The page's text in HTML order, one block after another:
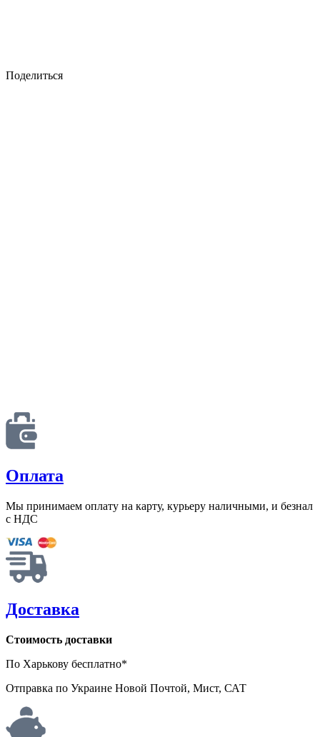
Поделиться
Оплата
Мы принимаем оплату на карту, курьеру наличными, и безнал
с НДС
Доставка
Стоимость доставки
По Харькову бесплатно*
Отправка по Украине Новой Почтой, Мист, САТ